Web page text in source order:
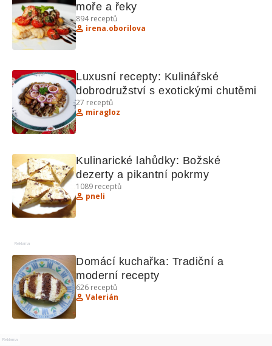
moře a řeky
894receptů
irena.oborilova
Luxusní recepty: Kulinářské
dobrodružství s exotickými chutěmi
27 receptů
miragloz
Kulinarické lahůdky: Božské
dezerty a pikantní pokrmy
1089 receptů
pneli
Reklama
Domácí kuchařka: Tradiční a
moderní recepty
626 receptů
Valerián
Reklama